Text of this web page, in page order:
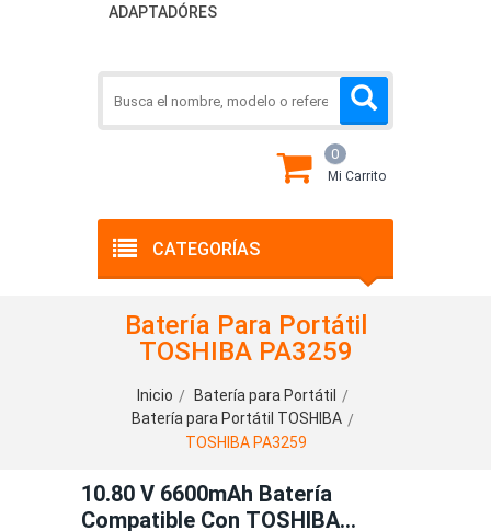
ADAPTADÓRES
CATEGORÍAS
0
Mi Carrito
Batería Para Portátil
TOSHIBA PA3259
Inicio
Batería para Portátil
Batería para Portátil TOSHIBA
TOSHIBA PA3259
10.80 V 6600mAh Batería
Compatible Con TOSHIBA